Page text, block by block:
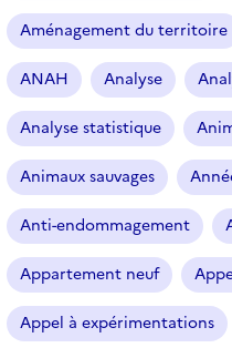
Aménagement du territoire
ANAH Analyse
Analyse statistique
Animaux sauvages
Anti-endommagement
Appartement neuf
Appel à expérimentations